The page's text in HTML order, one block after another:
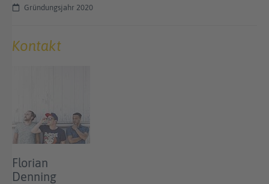
Gründungsjahr 2020
Kontakt
Florian
Denning